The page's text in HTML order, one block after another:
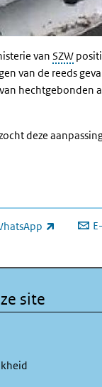
van SZW
van de reeds
hechtgebonden
deze
link)
site